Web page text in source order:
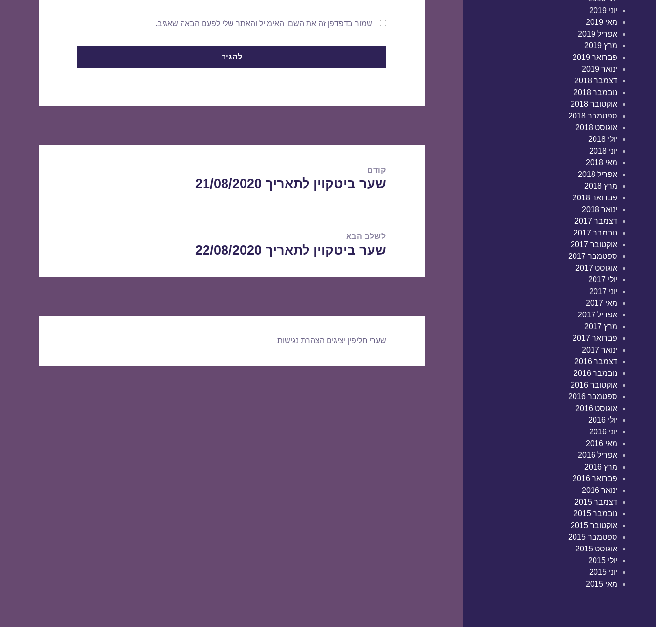
יוני 2019
מאי 2019
אפריל 2019
מרץ 2019
פברואר 2019
ינואר 2019
דצמבר 2018
נובמבר 2018
אוקטובר 2018
ספטמבר 2018
אוגוסט 2018
יולי 2018
יוני 2018
מאי 2018
אפריל 2018
מרץ 2018
פברואר 2018
ינואר 2018
דצמבר 2017
נובמבר 2017
אוקטובר 2017
ספטמבר 2017
אוגוסט 2017
יולי 2017
יוני 2017
מאי 2017
אפריל 2017
מרץ 2017
פברואר 2017
ינואר 2017
דצמבר 2016
נובמבר 2016
אוקטובר 2016
ספטמבר 2016
אוגוסט 2016
יולי 2016
יוני 2016
מאי 2016
אפריל 2016
מרץ 2016
פברואר 2016
ינואר 2016
דצמבר 2015
נובמבר 2015
אוקטובר 2015
ספטמבר 2015
אוגוסט 2015
יולי 2015
יוני 2015
מאי 2015
שמור בדפדפן זה את השם, האימייל והאתר שלי לפעם הבאה שאגיב.
קודם
הפוסט
שער ביטקוין לתאריך 21/08/2020
לשלב הבא
הפוסט
שער ביטקוין לתאריך 22/08/2020
שערי חליפין יציגים הצהרת נגישות